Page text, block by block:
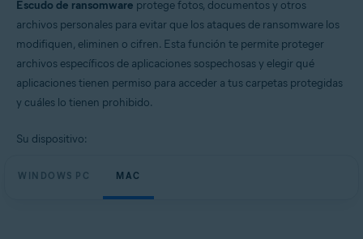
Avast Premium Security
Sistemas operativos:
Escudo de ransomware protege fotos, documentos y otros
archivos personales para evitar que los ataques de ransomware los
modifiquen, eliminen o cifren. Esta función te permite proteger
archivos específicos de aplicaciones sospechosas y elegir qué
aplicaciones tienen permiso para acceder a tus carpetas protegidas
y cuáles lo tienen prohibido.
Su dispositivo:
WINDOWS PC MAC